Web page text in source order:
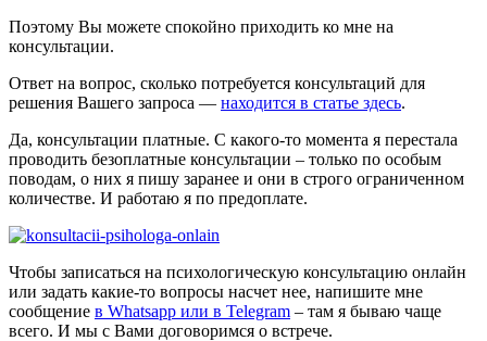
Поэтому Вы можете спокойно приходить ко мне на
консультации.
Ответ на вопрос, сколько потребуется консультаций для
решения Вашего запроса — находится в статье здесь.
Да, консультации платные. С какого-то момента я перестала
проводить безоплатные консультации – только по особым
поводам, о них я пишу заранее и они в строго ограниченном
количестве. И работаю я по предоплате.
Чтобы записаться на психологическую консультацию онлайн
или задать какие-то вопросы насчет нее, напишите мне
сообщение в Whatsapp или в Telegram – там я бываю чаще
всего. И мы с Вами договоримся о встрече.